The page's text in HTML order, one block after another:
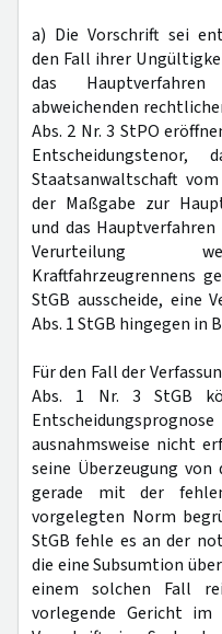
a) Die Vorschrift sei
den Fall ihrer
das
abweichenden
Abs. 2 Nr. 3 StPO
Staatsanwaltschaft
der Maßgabe zur
und das
Verurteilung
Kraftfahrzeugrennens
StGB ausscheide, eine
Abs. 1 StGB hingegen in
Für den Fall der
Abs. 1 Nr. 3 StGB
ausnahmsweise nicht
seine Überzeugung von
gerade mit der
vorgelegten Norm
StGB fehle es an der
die eine Subsumtion
einem solchen Fall
vorlegende Gericht